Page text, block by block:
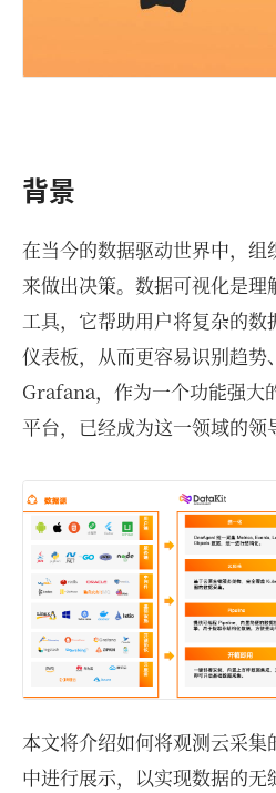
背景
在当今的数据驱动世界中，
来做出决策。数据可视化是
工具，它帮助用户将复杂的
仪表板，从而更容易识别趋势
Grafana，作为一个功能强大
平台，已经成为这一领域的领
本文将介绍如何将观测云采
中进行展示，以实现数据的无